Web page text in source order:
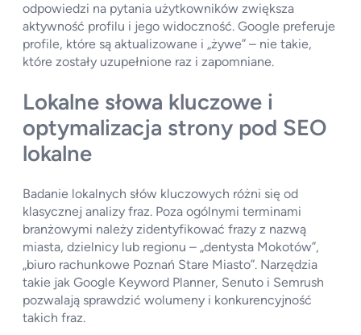
odpowiedzi na pytania użytkowników zwiększa
aktywność profilu i jego widoczność. Google preferuje
profile, które są aktualizowane i „żywe” – nie takie,
które zostały uzupełnione raz i zapomniane.
Lokalne słowa kluczowe i
optymalizacja strony pod SEO
lokalne
Badanie lokalnych słów kluczowych różni się od
klasycznej analizy fraz. Poza ogólnymi terminami
branżowymi należy zidentyfikować frazy z nazwą
miasta, dzielnicy lub regionu – „dentysta Mokotów”,
„biuro rachunkowe Poznań Stare Miasto”. Narzędzia
takie jak Google Keyword Planner, Senuto i Semrush
pozwalają sprawdzić wolumeny i konkurencyjność
takich fraz.